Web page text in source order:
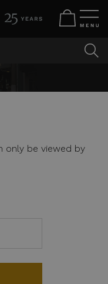
only be viewed by